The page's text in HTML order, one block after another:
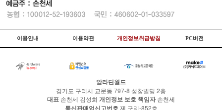
이용안내 이용약관 개인정보취급방침 PC버전
알라딘월드
경기도 구리시 교문동 797-8 성창빌딩 2층
대표 손천세 김성희 개인정보 보호 책임자손천세
통신판매업신고번호 제 구리-852호